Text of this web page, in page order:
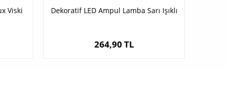
Viski Dekoratif LED Ampul Lamba Sarı Işıklı
264,90 TL